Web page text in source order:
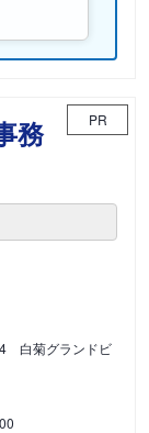
務
PR
白菊グランドビ